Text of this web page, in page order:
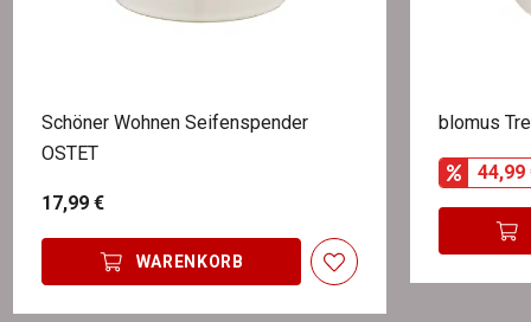
Schöner Wohnen Seifenspender
OSTET
17,99 €
WARENKORB
blomus
44,99